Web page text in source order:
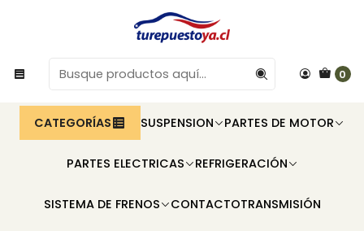
0
CATEGORÍAS SUSPENSION PARTES DE MOTOR
PARTES ELECTRICAS REFRIGERACIÓN
SISTEMA DE FRENOS CONTACTOTRANSMISIÓN